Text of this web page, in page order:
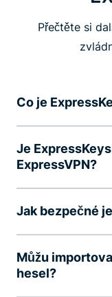
Přečtěte si
Co je
Je
ExpressVPN?
Jak bezpečné
Můžu
hesel?